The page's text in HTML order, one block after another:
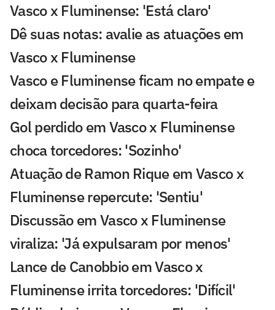
Vasco x Fluminense: 'Está claro'
Dê suas notas: avalie as atuações em
Vasco x Fluminense
Vasco e Fluminense ficam no empate e
deixam decisão para quarta-feira
Gol perdido em Vasco x Fluminense
choca torcedores: 'Sozinho'
Atuação de Ramon Rique em Vasco x
Fluminense repercute: 'Sentiu'
Discussão em Vasco x Fluminense
viraliza: 'Já expulsaram por menos'
Lance de Canobbio em Vasco x
Fluminense irrita torcedores: 'Difícil'